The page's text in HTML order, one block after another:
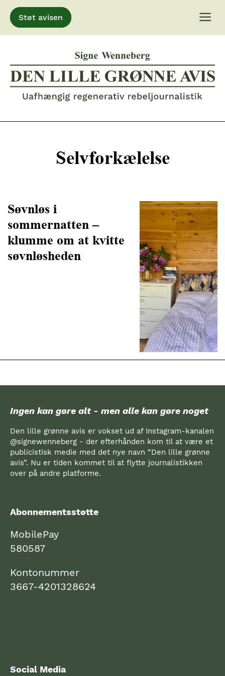
Gå
til
indhold
Støt avisen
Selvforkælelse
Søvnløs i
sommernatten –
klumme om at kvitte
søvnløsheden
Ingen kan gøre alt - men alle kan gøre noget
Den lille grønne avis er vokset ud af Instagram-kanalen
@signewenneberg - der efterhånden kom til at være et
publicistisk medie med det nye navn “Den lille grønne
avis”. Nu er tiden kommet til at flytte journalistikken
over på andre platforme.
Abonnementsstøtte
MobilePay
580587
Kontonummer
3667-4201328624
Social Media